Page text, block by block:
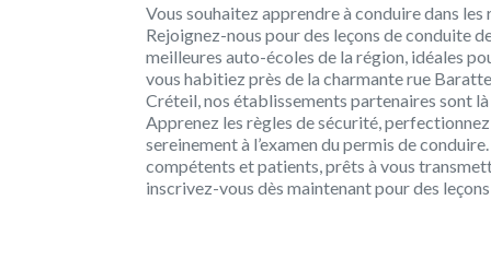
Vous souhaitez apprendre à conduire dans
Rejoignez-nous pour des leçons de conduite
meilleures auto-écoles de la région, idéales
vous habitiez près de la charmante rue
Créteil, nos établissements partenaires sont
Apprenez les règles de sécurité,
sereinement à l’examen du permis de
compétents et patients, prêts à vous
inscrivez-vous dès maintenant pour des